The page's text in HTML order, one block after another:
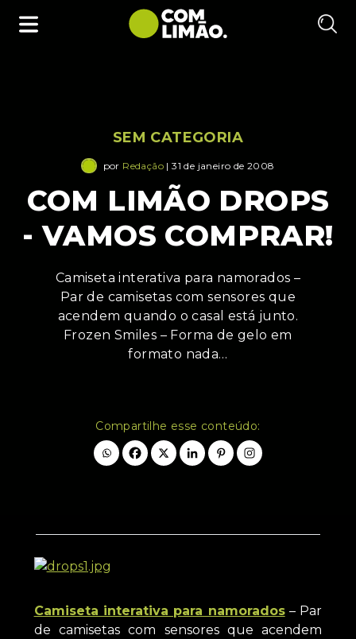
SEM CATEGORIA
por Redação | 31 de janeiro de 2008
COM LIMÃO DROPS
- VAMOS COMPRAR!
Camiseta interativa para namorados –
Par de camisetas com sensores que
acendem quando o casal está junto.
Frozen Smiles – Forma de gelo em
formato nada…
Compartilhe esse conteúdo:
Camiseta interativa para namorados– Par
de camisetas com sensores que acendem